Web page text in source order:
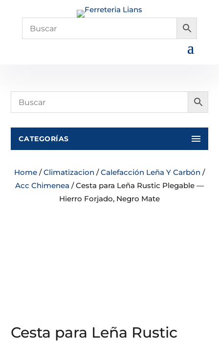
CATEGORÍAS
Home /Climatizacion /Calefacción Leña Y Carbón /
Acc Chimenea / Cesta para Leña Rustic Plegable —
Hierro Forjado, Negro Mate
Cesta para Leña Rustic